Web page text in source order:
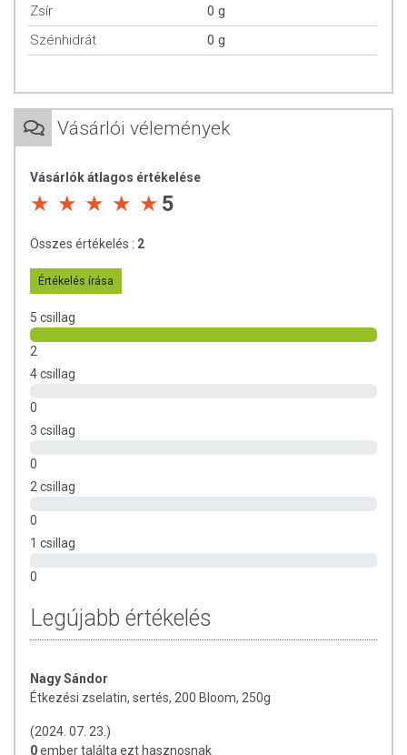
A fényképészetben az ezüst-halidok emulzióban
tartását szolgálja.
Hordozóanyagként is bevethető, például vizes
Néha a gyufafejek kötőanyagaként is funkciót tölt be.
Lőgyakorlatokon a zselatinból készült bábuk az
lőszerkísérleti célokra.
Szinkronúszók a frizurájuk rögzítésére használják,
megőrzi a hajformát.
tannin helyettesítésére szolgál.
Az élelmiszerekben a zselatin napi maximális bevitelére
nincs meghatározott mennyiség, mellékhatása nem ismert.
Zsír
0 g
Szénhidrát
0 g
Vásárlói vélemények
Vásárlók átlagos értékelése
5
Összes értékelés : 2
Értékelés írása
5 csillag
2
4 csillag
0
3 csillag
0
2 csillag
0
1 csillag
0
Legújabb értékelés
Nagy Sándor
Étkezési zselatin, sertés, 200 Bloom, 250g
(2024. 07. 23.)
0ember találta ezt hasznosnak